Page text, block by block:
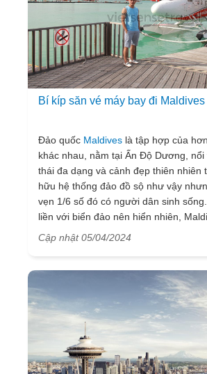
Bí kíp săn vé máy bay đi
Đảo quốc Maldives là tập hợp của
khác nhau, nằm tại Ấn Độ Dương, nổi
thái đa dạng và cảnh đẹp thiên nhiên
hữu hệ thống đảo đồ sộ như vậy
vẹn 1/6 số đó có người dân sinh
liền với biển đảo nên hiển nhiên,
dựa trên ngành du lịch biển đảo, các
ngắm san hô là những gì thu hút
đến đây mỗi năm, trong đó có khách
máy bay đến điểm nóng du lịch này
cháy hàng khi đến mùa cao điểm, bởi
Travel sẽ giúp bạn tổng hợp thông tin
giá rẻ đến đảo quốc xinh đẹp này.
Cập nhật 05/04/2024